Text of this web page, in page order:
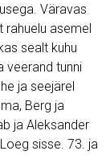
Väravas
rahuelu asemel
sealt kuhu
veerand tunni
ja seejärel
Berg ja
ja Aleksander
sisse. 73. ja